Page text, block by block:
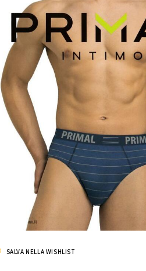
SALVA NELLA WISHLIST